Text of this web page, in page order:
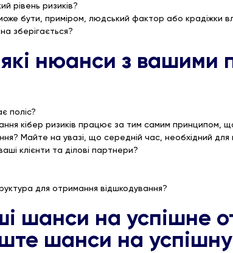
рівень ризиків?
бути, приміром, людський фактор або крадіжки
зберігається?
нюанси з вашими
поліс?
кібер ризиків працює за тим самим принципом,
Майте на увазі, що середній час, необхідний
клієнти та ділові партнери?
для отримання відшкодування?
шанси на успішне
шанси на успішну